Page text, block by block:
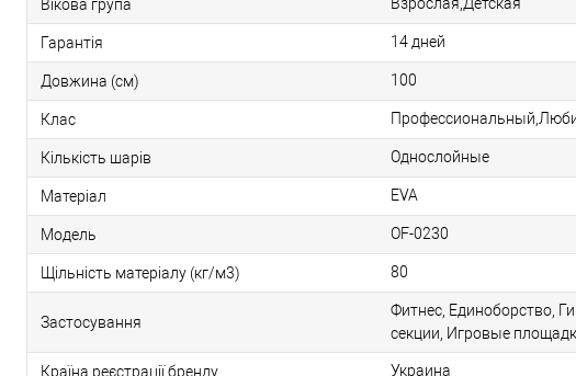
Вікова група
Гарантія 14 дней
Довжина (см) 100
Клас
Кількість шарів Однослойные
Матеріал EVA
Модель OF-0230
Щільність матеріалу (кг/м3) 80
Застосування
Фитнес, Единоборство,
секции, Игровые
Країна реєстрації бренду Украина